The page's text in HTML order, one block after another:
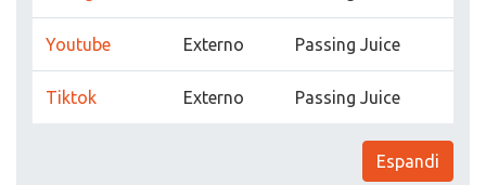
Youtube Externo Passing Juice
Tiktok Externo Passing Juice
Espandi